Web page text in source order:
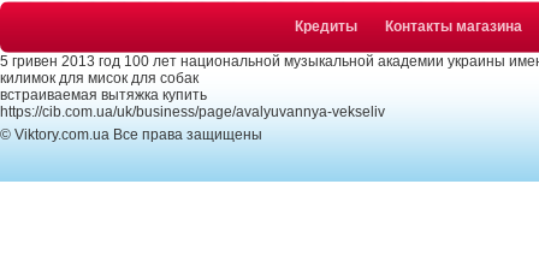
Кредиты Контакты магазина
5 гривен 2013 год 100 лет национальной музыкальной академии украины
килимок для мисок для собак
встраиваемая вытяжка купить
https://cib.com.ua/uk/business/page/avalyuvannya-vekseliv
© Viktory.com.ua Все права защищены